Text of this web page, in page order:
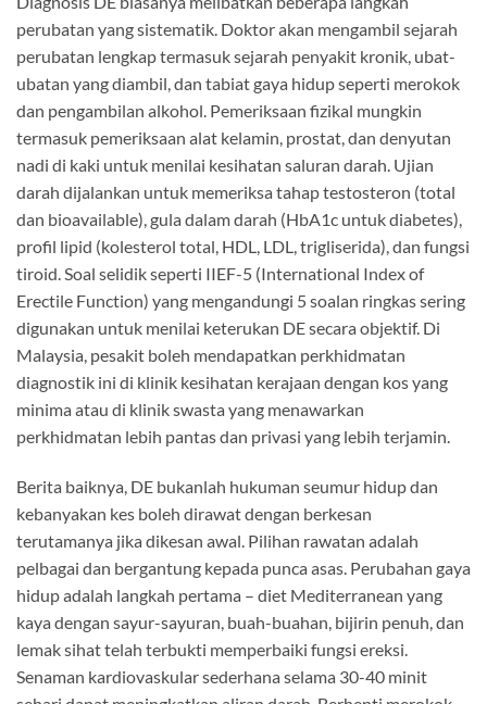
perubatan yang sistematik. Doktor akan mengambil sejarah
perubatan lengkap termasuk sejarah penyakit kronik, ubat-
ubatan yang diambil, dan tabiat gaya hidup seperti merokok
dan pengambilan alkohol. Pemeriksaan fizikal mungkin
termasuk pemeriksaan alat kelamin, prostat, dan denyutan
nadi di kaki untuk menilai kesihatan saluran darah. Ujian
darah dijalankan untuk memeriksa tahap testosteron (total
dan bioavailable), gula dalam darah (HbA1c untuk diabetes),
profil lipid (kolesterol total, HDL, LDL, trigliserida), dan fungsi
tiroid. Soal selidik seperti IIEF-5 (International Index of
Erectile Function) yang mengandungi 5 soalan ringkas sering
digunakan untuk menilai keterukan DE secara objektif. Di
Malaysia, pesakit boleh mendapatkan perkhidmatan
diagnostik ini di klinik kesihatan kerajaan dengan kos yang
minima atau di klinik swasta yang menawarkan
perkhidmatan lebih pantas dan privasi yang lebih terjamin.
Berita baiknya, DE bukanlah hukuman seumur hidup dan
kebanyakan kes boleh dirawat dengan berkesan
terutamanya jika dikesan awal. Pilihan rawatan adalah
pelbagai dan bergantung kepada punca asas. Perubahan gaya
hidup adalah langkah pertama – diet Mediterranean yang
kaya dengan sayur-sayuran, buah-buahan, bijirin penuh, dan
lemak sihat telah terbukti memperbaiki fungsi ereksi.
Senaman kardiovaskular sederhana selama 30-40 minit